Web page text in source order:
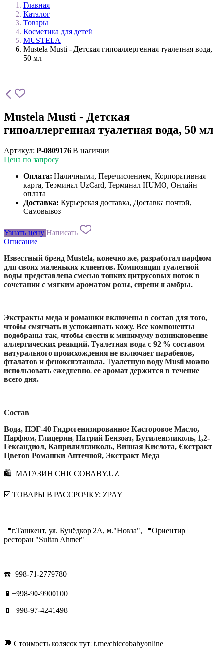
Главная
Каталог
Товары
Косметика для детей
MUSTELA
Mustela Musti - Детская гипоаллергенная туалетная вода,
50 мл
Mustela Musti - Детская
гипоаллергенная туалетная вода, 50 мл
Артикул: P-0809176 В наличии
Цена по запросу
Оплата: Наличными, Перечислением, Корпоративная
карта, Терминал UzCard, Терминал HUMO, Онлайн
оплата
Доставка: Курьерская доставка, Доставка почтой,
Самовывоз
Узнать цену Написать
Описание
Известный бренд Mustela, конечно же, разработал парфюм
для своих маленьких клиентов. Композиция туалетной
воды представлена смесью тонких цитрусовых ноток в
сочетании с мягким ароматом розы, сирени и амбры.
Экстракты меда и ромашки включены в состав для того,
чтобы смягчать и успокаивать кожу. Все компоненты
подобраны так, чтобы свести к минимуму возникновение
аллергических реакций. Туалетная вода с 92 % составом
натурального происхождения не включает парабенов,
фталатов и феноксиэтанола. Туалетную воду Musti можно
использовать ежедневно, ее аромат держится в течение
всего дня.
Состав
Вода, ПЭГ-40 Гидрогенизированное Касторовое Масло,
Парфюм, Глицерин, Натрий Бензоат, Бутиленгликоль, 1,2-
Гександиол, Каприлилгликоль, Винная Кислота, Єкстракт
Цветов Ромашки Аптечной, Экстракт Меда
🛍 МАГАЗИН CHICCOBABY.UZ
☑️ ТОВАРЫ В РАССРОЧКУ: ZPAY
📍г.Ташкент, ул. Бунёдкор 2А, м."Новза", 📍Ориентир
ресторан "Sultan Ahmet"
☎️+998-71-2779780
📱+998-90-9900100
📱+998-97-4241498
💬 Стоимость колясок тут: t.me/chiccobabyonline